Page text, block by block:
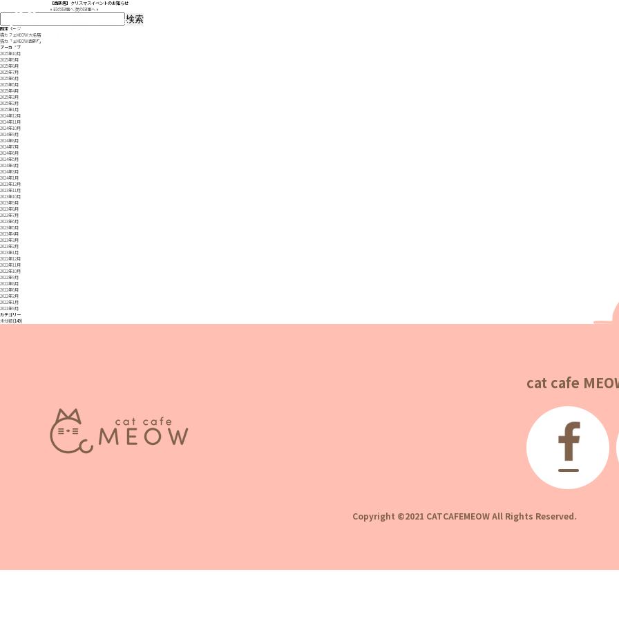
【西新店】クリスマスイベントのお知らせ
« 前の記事へ次の記事へ »
検
固定ページ
猫カフェMEOW 大名店
猫カフェMEOW 西新店
アーカイブ
2025年10月
2025年9月
2025年8月
2025年7月
2025年6月
2025年5月
2025年4月
2025年3月
2025年2月
2025年1月
2024年12月
2024年11月
2024年10月
2024年9月
2024年8月
2024年7月
2024年6月
2024年5月
2024年4月
2024年3月
2024年1月
2023年12月
2023年11月
2023年10月
2023年9月
2023年8月
2023年7月
2023年6月
2023年5月
2023年4月
2023年3月
2023年2月
2023年1月
2022年12月
2022年11月
2022年10月
2022年9月
2022年8月
2022年6月
2022年2月
2022年1月
2021年9月
カテゴリー
未分類(149)
cat cafe
Copyright ©2021 CATCAFEMEOW All Rights Reserved.